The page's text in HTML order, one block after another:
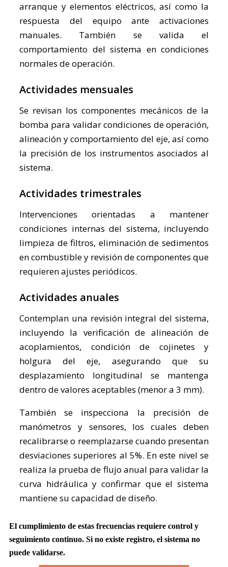
arranque y elementos eléctricos, así como la
respuesta del equipo ante activaciones
manuales. También se valida el
comportamiento del sistema en condiciones
normales de operación.
Actividades mensuales
Se revisan los componentes mecánicos de la
bomba para validar condiciones de operación,
alineación y comportamiento del eje, así como
la precisión de los instrumentos asociados al
sistema.
Actividades trimestrales
Intervenciones orientadas a mantener
condiciones internas del sistema, incluyendo
limpieza de filtros, eliminación de sedimentos
en combustible y revisión de componentes que
requieren ajustes periódicos.
Actividades anuales
Contemplan una revisión integral del sistema,
incluyendo la verificación de alineación de
acoplamientos, condición de cojinetes y
holgura del eje, asegurando que su
desplazamiento longitudinal se mantenga
dentro de valores aceptables (menor a 3 mm).
También se inspecciona la precisión de
manómetros y sensores, los cuales deben
recalibrarse o reemplazarse cuando presentan
desviaciones superiores al 5%. En este nivel se
realiza la prueba de flujo anual para validar la
curva hidráulica y confirmar que el sistema
mantiene su capacidad de diseño.
El cumplimiento de estas frecuencias requiere control y
seguimiento continuo. Si no existe registro, el sistema no
puede validarse.